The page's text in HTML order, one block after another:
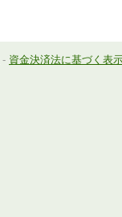
- 資金決済法に基づく表